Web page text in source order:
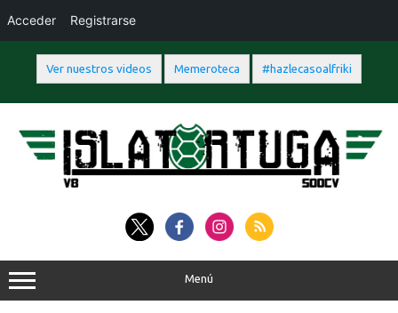
Ver nuestros videos Memeroteca #hazlecasoalfriki
contenido
Menú
Acceder Registrarse